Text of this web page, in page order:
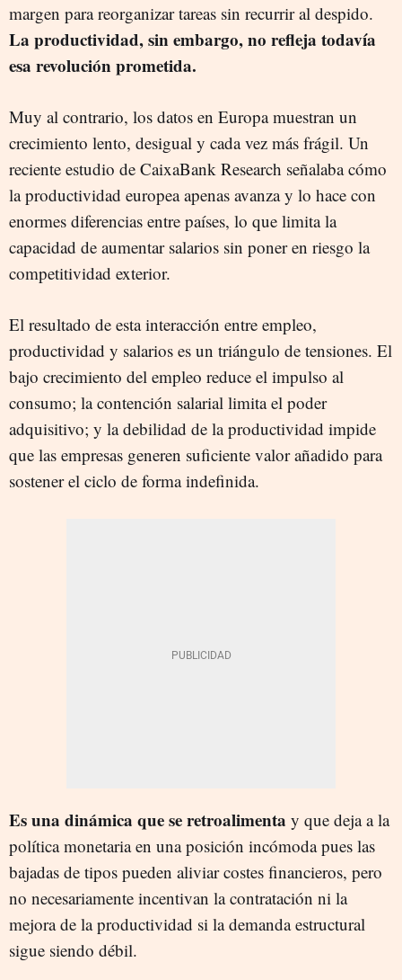
margen para reorganizar tareas sin recurrir al despido.
La productividad, sin embargo, no refleja todavía
esa revolución prometida.
Muy al contrario, los datos en Europa muestran un
crecimiento lento, desigual y cada vez más frágil. Un
reciente estudio de CaixaBank Research señalaba cómo
la productividad europea apenas avanza y lo hace con
enormes diferencias entre países, lo que limita la
capacidad de aumentar salarios sin poner en riesgo la
competitividad exterior.
El resultado de esta interacción entre empleo,
productividad y salarios es un triángulo de tensiones. El
bajo crecimiento del empleo reduce el impulso al
consumo; la contención salarial limita el poder
adquisitivo; y la debilidad de la productividad impide
que las empresas generen suficiente valor añadido para
sostener el ciclo de forma indefinida.
Es una dinámica que se retroalimenta y que deja a la
política monetaria en una posición incómoda pues las
bajadas de tipos pueden aliviar costes financieros, pero
no necesariamente incentivan la contratación ni la
mejora de la productividad si la demanda estructural
sigue siendo débil.